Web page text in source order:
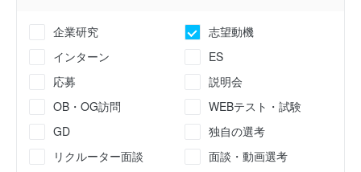
企業研究
志望動機
インターン
ES
応募
説明会
OB・OG訪問
WEBテスト・試験
GD
独自の選考
リクルーター面談
面談・動画選考